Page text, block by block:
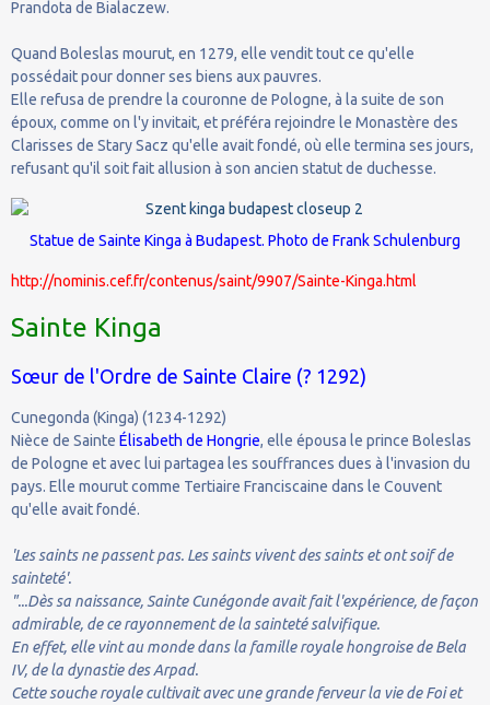
Prandota de Bialaczew.
Quand Boleslas mourut, en 1279, elle vendit tout ce qu'elle
possédait pour donner ses biens aux pauvres.
Elle refusa de prendre la couronne de Pologne, à la suite de son
époux, comme on l'y invitait, et préféra rejoindre le Monastère des
Clarisses de Stary Sacz qu'elle avait fondé, où elle termina ses jours,
refusant qu'il soit fait allusion à son ancien statut de duchesse.
Statue de Sainte Kinga à Budapest. Photo de Frank Schulenburg
http://nominis.cef.fr/contenus/saint/9907/Sainte-Kinga.html
Sainte Kinga
Sœur de l'Ordre de Sainte Claire (? 1292)
Cunegonda (Kinga) (1234-1292)
Nièce de Sainte Élisabeth de Hongrie, elle épousa le prince Boleslas
de Pologne et avec lui partagea les souffrances dues à l'invasion du
pays. Elle mourut comme Tertiaire Franciscaine dans le Couvent
qu'elle avait fondé.
'Les saints ne passent pas. Les saints vivent des saints et ont soif de
sainteté'.
"...Dès sa naissance, Sainte Cunégonde avait fait l'expérience, de façon
admirable, de ce rayonnement de la sainteté salvifique.
En effet, elle vint au monde dans la famille royale hongroise de Bela
IV, de la dynastie des Arpad.
Cette souche royale cultivait avec une grande ferveur la vie de Foi et